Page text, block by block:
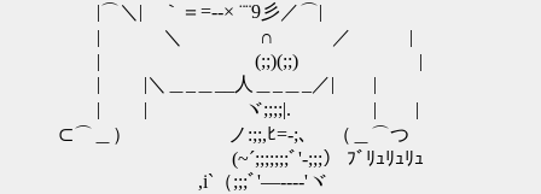
|⌒＼| ｀＝=‐-× ¨¨9彡／⌒|
| ＼ ∩ ／ |
| (;;)(;;) |
| |＼＿_＿__人＿_＿_／| |
| | ヾ;;;;|. | |
⊂⌒＿） ノ:;;,ﾋ=-;､ （＿⌒つ
(~´;;;;;;;ﾞ'‐;;;） ﾌﾞﾘｭﾘｭﾘｭ
,i`（;;;ﾞ'―---‐'ヾ